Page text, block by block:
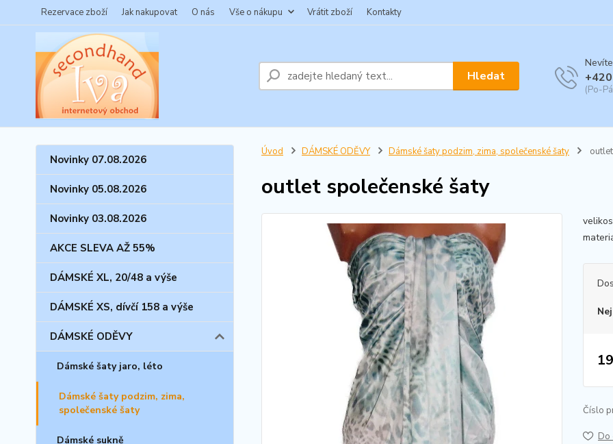
Rezervace zboží Jak nakupovat O nás Vše o nákupu Vrátit zboží Kontakty
Hledat
(Po-
Novinky 07.08.2026
Novinky 05.08.2026
Novinky 03.08.2026
AKCE SLEVA AŽ 55%
DÁMSKÉ XL, 20/48 a výše
DÁMSKÉ XS, dívčí 158 a výše
DÁMSKÉ ODĚVY
Dámské šaty jaro, léto
Dámské šaty podzim, zima,
společenské šaty
Dámské sukně
Úvod DÁMSKÉ ODĚVY Dámské šaty podzim, zima, společenské šaty
outlet společenské šaty
Číslo
Do